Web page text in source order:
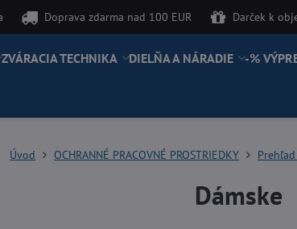
Doprava zdarma nad 100 EUR Darček k
ZVÁRACIA TECHNIKA DIELŇA A NÁRADIE -%
Úvod OCHRANNÉ PRACOVNÉ PROSTRIEDKY
Dámske